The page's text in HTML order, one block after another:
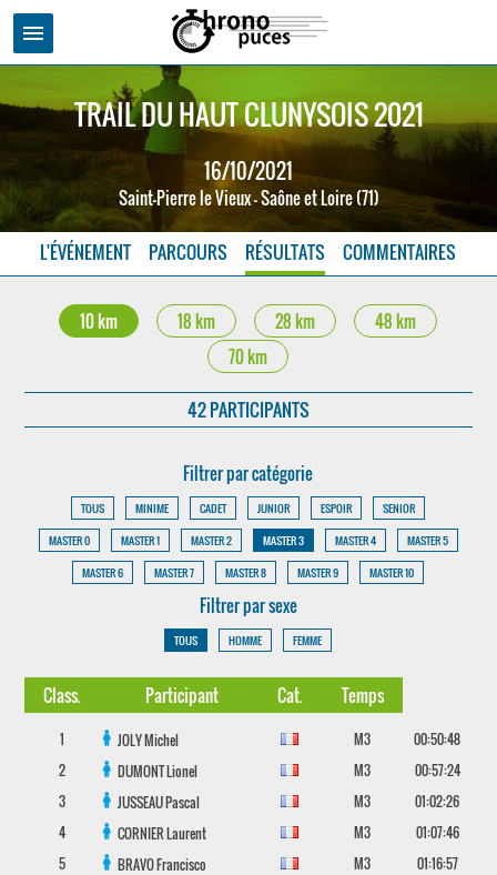
menu
TRAIL DU HAUT CLUNYSOIS 2021
16/10/2021
Saint-Pierre le Vieux - Saône et Loire (71)
L'ÉVÉNEMENT PARCOURS RÉSULTATS COMMENTAIRES
10 km 18 km 28 km
48 km
70 km
42 PARTICIPANTS
Filtrer par catégorie
TOUS MINIME CADET JUNIOR ESPOIR
SENIOR
MASTER 0
MASTER 1 MASTER 2 MASTER 3 MASTER 4
MASTER 5
MASTER 6
MASTER 7 MASTER 8 MASTER 9 MASTER 10
Filtrer par sexe
TOUS HOMME FEMME
Class. Participant Cat. Temps
1 JOLYMichel M3
00:50:48
2
DUMONTLionel M3
00:57:24
3
JUSSEAUPascal M3
01:02:26
4
CORNIERLaurent M3
01:07:46
5
BRAVOFrancisco M3
01:16:57